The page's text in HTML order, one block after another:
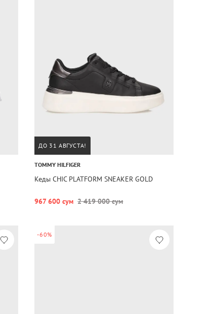
ДО 31 АВГУСТА!
TOMMY HILFIGER
Кеды CHIC PLATFORM SNEAKER GOLD
967 600 сум 2 419 000 сум
-60%